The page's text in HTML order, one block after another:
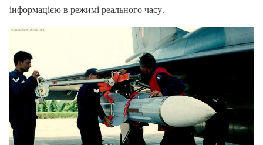
інформацією в режимі реального часу.